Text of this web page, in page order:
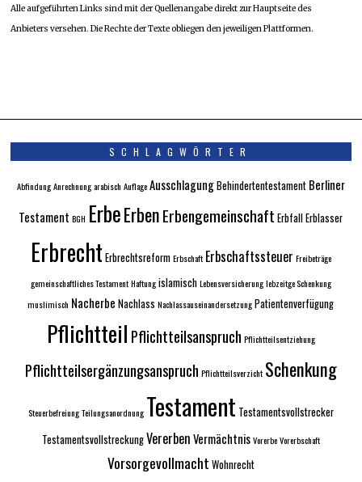
Alle aufgeführten Links sind mit der Quellenangabe direkt zur Hauptseite des
Anbieters versehen. Die Rechte der Texte obliegen den jeweiligen Plattformen.
SCHLAGWÖRTER
AbfindungAnrechnungarabisch AuflageAusschlagungBehindertentestament Berliner
Testament BGH ErbeErbenErbengemeinschaft ErbfallErblasser
Erbrecht ErbrechtsreformErbschaft Erbschaftssteuer Freibeträge
gemeinschaftliches TestamentHaftungislamischLebensversicherunglebzeitge Schenkung
muslimisch Nacherbe Nachlass NachlassauseinandersetzungPatientenverfügung
Pflichtteil Pflichtteilsanspruch Pflichtteilsentziehung
Pflichtteilsergänzungsanspruch Pflichtteilsverzicht Schenkung
SteuerbefreiungTeilungsanordnung Testament Testamentsvollstrecker
TestamentsvollstreckungVererbenVermächtnisVorerbeVorerbschaft
Vorsorgevollmacht Wohnrecht